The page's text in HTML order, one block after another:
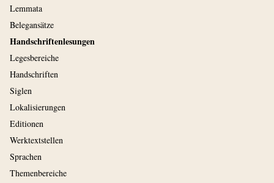
Lemmata
Belegansätze
Handschriftenlesungen
Legesbereiche
Handschriften
Siglen
Lokalisierungen
Editionen
Werktextstellen
Sprachen
Themenbereiche